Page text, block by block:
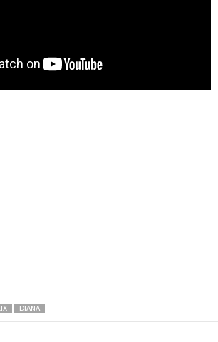
DIANA